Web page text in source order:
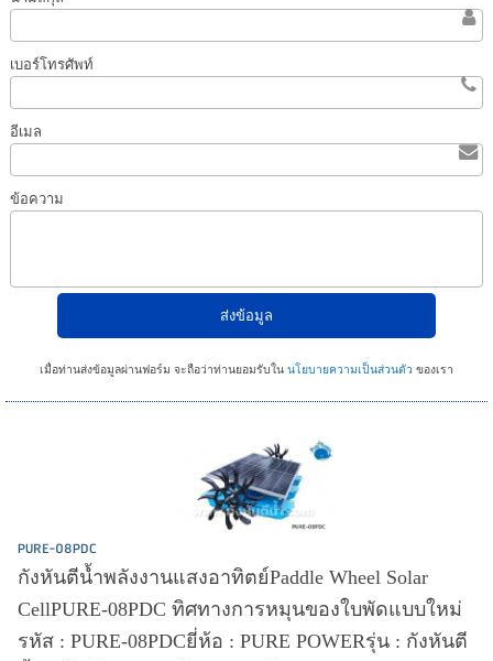
เบอร์โทรศัพท์
อีเมล
ข้อความ
เมื่อท่านส่งข้อมูลผ่านฟอร์ม จะถือว่าท่านยอมรับในนโยบายความเป็นส่วนตัว ของเรา
PURE-08PDC
กังหันตีน้ำพลังงานแสงอาทิตย์Paddle Wheel Solar
CellPURE-08PDC ทิศทางการหมุนของใบพัดแบบใหม่
รหัส : PURE-08PDCยี่ห้อ : PURE POWERรุ่น : กังหันตี